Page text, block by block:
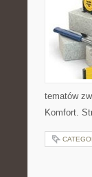
tematów
Komfort.